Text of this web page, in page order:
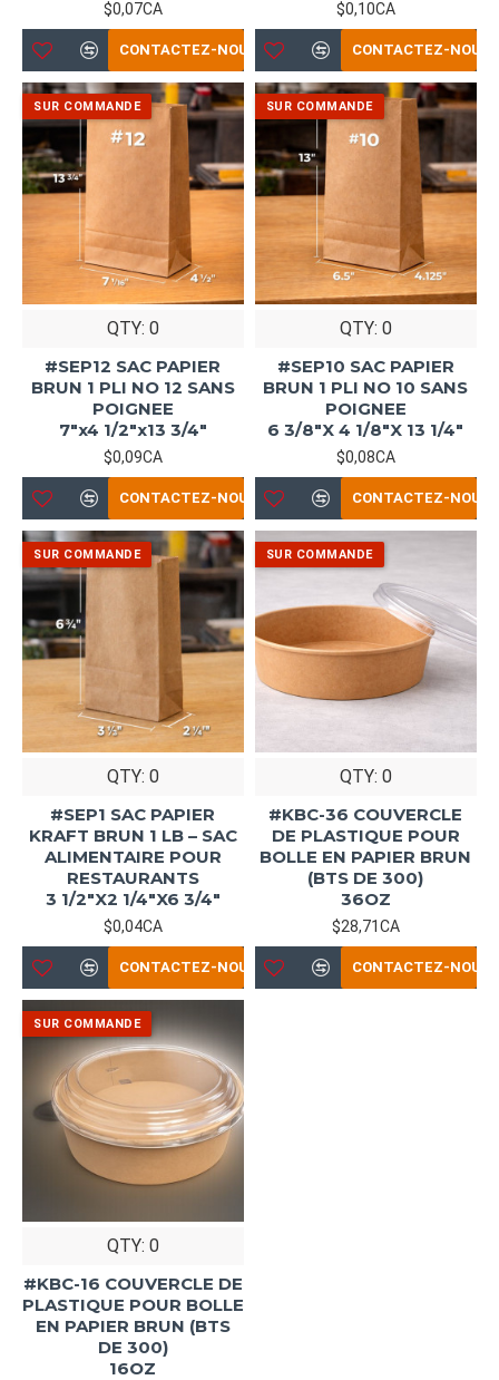
$0,07CA
CONTACTEZ-NOUS
$0,10CA
CONTACTEZ-NOUS
QTY: 0
#SEP12 SAC PAPIER
BRUN 1 PLI NO 12 SANS
POIGNEE
7"x4 1/2"x13 3/4"
$0,09CA
CONTACTEZ-NOUS
QTY: 0
#SEP10 SAC PAPIER
BRUN 1 PLI NO 10 SANS
POIGNEE
6 3/8"X 4 1/8"X 13 1/4"
$0,08CA
CONTACTEZ-NOUS
QTY: 0
#SEP1 SAC PAPIER
KRAFT BRUN 1 LB – SAC
ALIMENTAIRE POUR
RESTAURANTS
3 1/2"X2 1/4"X6 3/4"
$0,04CA
CONTACTEZ-NOUS
QTY: 0
#KBC-36 COUVERCLE
DE PLASTIQUE POUR
BOLLE EN PAPIER BRUN
(BTS DE 300)
36OZ
$28,71CA
CONTACTEZ-NOUS
QTY: 0
#KBC-16 COUVERCLE DE
PLASTIQUE POUR BOLLE
EN PAPIER BRUN (BTS
DE 300)
16OZ